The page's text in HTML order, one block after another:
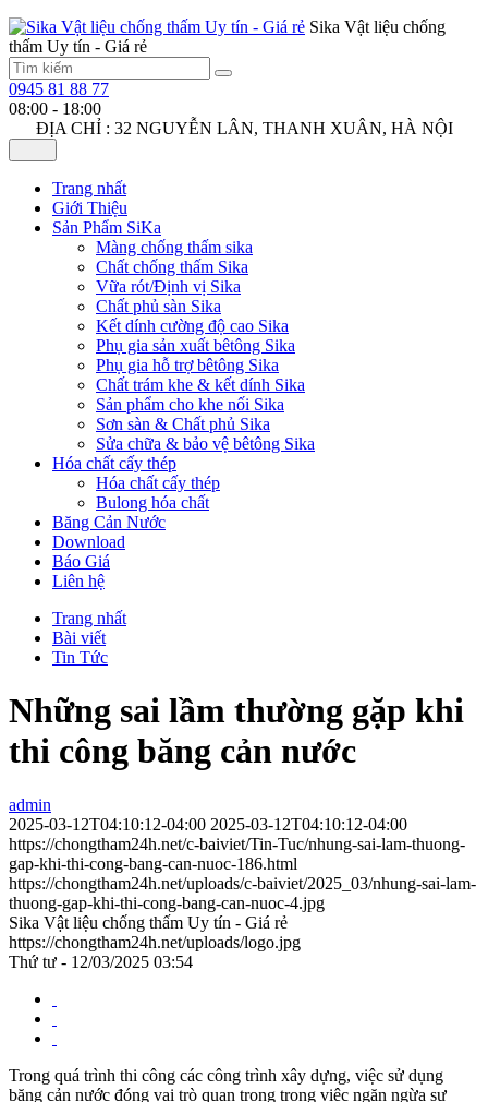
Sika Vật liệu chống
thấm Uy tín - Giá rẻ
0945 81 88 77
08:00 - 18:00
ĐỊA CHỈ : 32 NGUYỄN LÂN, THANH XUÂN, HÀ NỘI
Trang nhất
Giới Thiệu
Sản Phẩm SiKa
Màng chống thấm sika
Chất chống thấm Sika
Vữa rót/Định vị Sika
Chất phủ sàn Sika
Kết dính cường độ cao Sika
Phụ gia sản xuất bêtông Sika
Phụ gia hỗ trợ bêtông Sika
Chất trám khe & kết dính Sika
Sản phẩm cho khe nối Sika
Sơn sàn & Chất phủ Sika
Sửa chữa & bảo vệ bêtông Sika
Hóa chất cấy thép
Hóa chất cấy thép
Bulong hóa chất
Băng Cản Nước
Download
Báo Giá
Liên hệ
Trang nhất
Bài viết
Tin Tức
Những sai lầm thường gặp khi
thi công băng cản nước
admin
2025-03-12T04:10:12-04:00 2025-03-12T04:10:12-04:00
https://chongtham24h.net/c-baiviet/Tin-Tuc/nhung-sai-lam-thuong-
gap-khi-thi-cong-bang-can-nuoc-186.html
https://chongtham24h.net/uploads/c-baiviet/2025_03/nhung-sai-lam-
thuong-gap-khi-thi-cong-bang-can-nuoc-4.jpg
Sika Vật liệu chống thấm Uy tín - Giá rẻ
https://chongtham24h.net/uploads/logo.jpg
Thứ tư - 12/03/2025 03:54
Trong quá trình thi công các công trình xây dựng, việc sử dụng
băng cản nước đóng vai trò quan trọng trong việc ngăn ngừa sự